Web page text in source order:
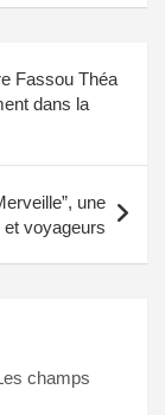
Fassou Théa
dans la
une
voyageurs
champs